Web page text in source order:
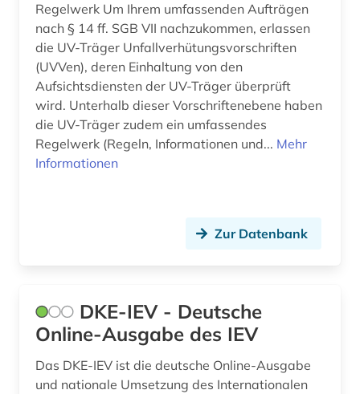
Regelwerk Um Ihrem umfassenden Aufträgen
nach § 14 ff. SGB VII nachzukommen, erlassen
die UV-Träger Unfallverhütungsvorschriften
(UVVen), deren Einhaltung von den
Aufsichtsdiensten der UV-Träger überprüft
wird. Unterhalb dieser Vorschriftenebene haben
die UV-Träger zudem ein umfassendes
Regelwerk (Regeln, Informationen und... Mehr
Informationen
Zur Datenbank
DKE-IEV - Deutsche
Online-Ausgabe des IEV
Das DKE-IEV ist die deutsche Online-Ausgabe
und nationale Umsetzung des Internationalen